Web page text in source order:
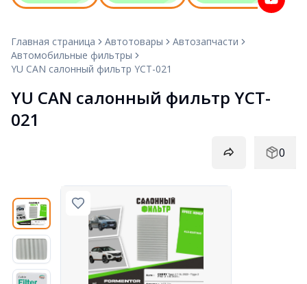
Главная страница Автотовары
Автозапчасти
Автомобильные фильтры
YU CAN салонный фильтр YCT-021
YU CAN салонный фильтр YCT-
021
0